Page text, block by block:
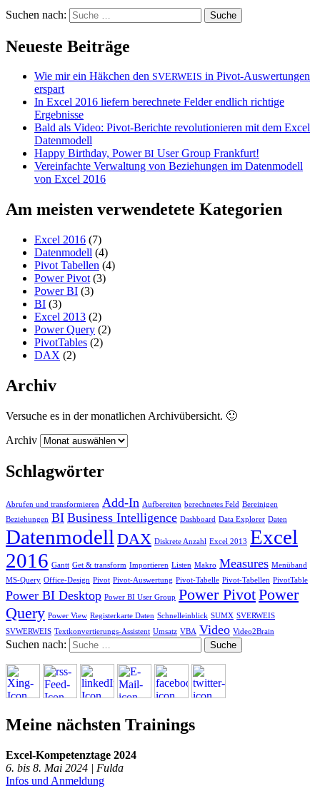
Suchen nach:
Neueste Beiträge
Wie mir ein Häkchen den SVERWEIS in Pivot-Auswertungen
erspart
In Excel 2016 liefern berechnete Felder endlich richtige
Ergebnisse
Bald als Video: Pivot-Berichte revolutionieren mit dem Excel
Datenmodell
Happy Birthday, PowerBI User Group Frankfurt!
Vereinfachte Verwaltung von Beziehungen im Datenmodell
von Excel 2016
Am meisten verwendetete Kategorien
Excel 2016 (7)
Datenmodell (4)
Pivot Tabellen (4)
Power Pivot (3)
Power BI (3)
BI (3)
Excel 2013 (2)
Power Query (2)
PivotTables (2)
DAX (2)
Archiv
Versuche es in der monatlichen Archivübersicht. 🙂
Archiv
Schlagwörter
Abrufen und transformieren Add-In Aufbereiten berechnetes Feld Bereinigen
Beziehungen BI Business Intelligence Dashboard Data Explorer Daten
Datenmodell DAX Diskrete Anzahl Excel 2013 Excel
2016 Gantt Get & transform Importieren Listen Makro Measures Menüband
MS-Query Office-Design Pivot Pivot-Auswertung Pivot-Tabelle Pivot-Tabellen PivotTable
Power BI Desktop Power BI User Group Power PivotPower
Query Power View Registerkarte Daten Schnelleinblick SUMX SVERWEIS
SVWERWEIS Textkonvertierungs-Assistent Umsatz VBA Video Video2Brain
Suchen nach:
Meine nächsten Trainings
Excel-Kompetenztage 2024
6. bis 8. Mai 2024 | Fulda
Infos und Anmeldung